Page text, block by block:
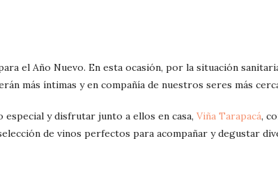
el Año Nuevo. En esta ocasión, por la situación
más íntimas y en compañía de nuestros seres más
y disfrutar junto a ellos en casa, Viña Tarapacá,
de vinos perfectos para acompañar y degustar